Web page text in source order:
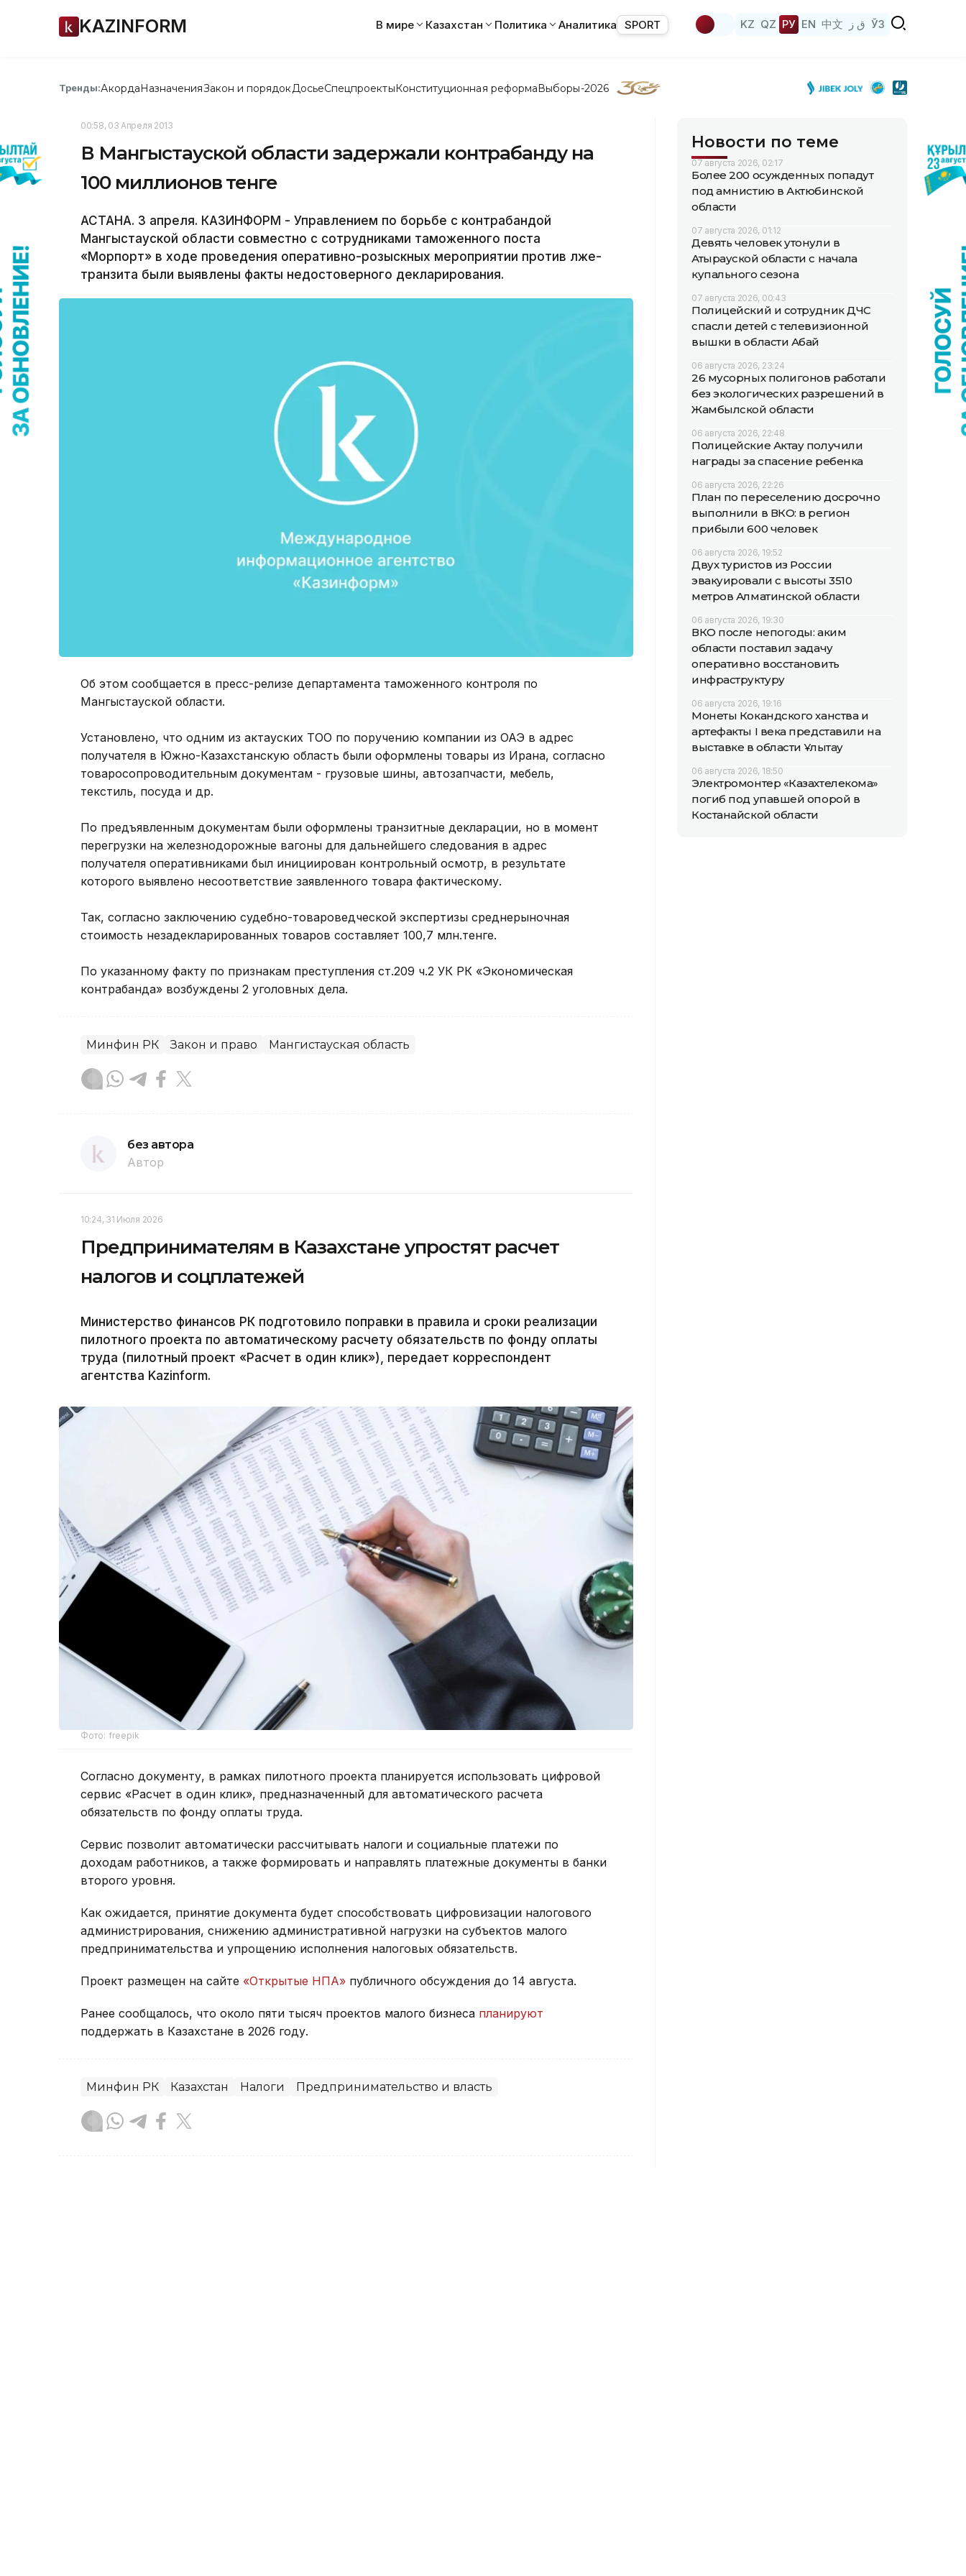
KAZINFORM В мире Казахстан Политика Аналитика SPORT KZ QZ РУ EN 中文 ق ز ЎЗ
Тренды:АкордаНазначенияЗакон и порядок ДосьеСпецпроектыКонституционная реформаВыборы-2026
00:58, 03 Апреля 2013
В Мангыстауской области задержали контрабанду на
100 миллионов тенге
АСТАНА. 3 апреля. КАЗИНФОРМ - Управлением по борьбе с контрабандой
Мангыстауской области совместно с сотрудниками таможенного поста
«Морпорт» в ходе проведения оперативно-розыскных мероприятии против лже-
транзита были выявлены факты недостоверного декларирования.
Об этом сообщается в пресс-релизе департамента таможенного контроля по
Мангыстауской области.
Установлено, что одним из актауских ТОО по поручению компании из ОАЭ в адрес
получателя в Южно-Казахстанскую область были оформлены товары из Ирана, согласно
товаросопроводительным документам - грузовые шины, автозапчасти, мебель,
текстиль, посуда и др.
По предъявленным документам были оформлены транзитные декларации, но в момент
перегрузки на железнодорожные вагоны для дальнейшего следования в адрес
получателя оперативниками был инициирован контрольный осмотр, в результате
которого выявлено несоответствие заявленного товара фактическому.
Так, согласно заключению судебно-товароведческой экспертизы среднерыночная
стоимость незадекларированных товаров составляет 100,7 млн.тенге.
По указанному факту по признакам преступления ст.209 ч.2 УК РК «Экономическая
контрабанда» возбуждены 2 уголовных дела.
Минфин РК Закон и право Мангистауская область
без автора
Автор
10:24, 31 Июля 2026
Предпринимателям в Казахстане упростят расчет
налогов и соцплатежей
Министерство финансов РК подготовило поправки в правила и сроки реализации
пилотного проекта по автоматическому расчету обязательств по фонду оплаты
труда (пилотный проект «Расчет в один клик»), передает корреспондент
агентства Kazinform.
Фото: freepik
Согласно документу, в рамках пилотного проекта планируется использовать цифровой
сервис «Расчет в один клик», предназначенный для автоматического расчета
обязательств по фонду оплаты труда.
Сервис позволит автоматически рассчитывать налоги и социальные платежи по
доходам работников, а также формировать и направлять платежные документы в банки
второго уровня.
Как ожидается, принятие документа будет способствовать цифровизации налогового
администрирования, снижению административной нагрузки на субъектов малого
предпринимательства и упрощению исполнения налоговых обязательств.
Проект размещен на сайте «Открытые НПА» публичного обсуждения до 14 августа.
Ранее сообщалось, что около пяти тысяч проектов малого бизнеса планируют
поддержать в Казахстане в 2026 году.
Минфин РК Казахстан Налоги Предпринимательство и власть
Новости по теме
07 августа 2026, 02:17
Более 200 осужденных попадут
под амнистию в Актюбинской
области
07 августа 2026, 01:12
Девять человек утонули в
Атырауской области с начала
купального сезона
07 августа 2026, 00:43
Полицейский и сотрудник ДЧС
спасли детей с телевизионной
вышки в области Абай
06 августа 2026, 23:24
26 мусорных полигонов работали
без экологических разрешений в
Жамбылской области
06 августа 2026, 22:48
Полицейские Актау получили
награды за спасение ребенка
06 августа 2026, 22:26
План по переселению досрочно
выполнили в ВКО: в регион
прибыли 600 человек
06 августа 2026, 19:52
Двух туристов из России
эвакуировали с высоты 3510
метров Алматинской области
06 августа 2026, 19:30
ВКО после непогоды: аким
области поставил задачу
оперативно восстановить
инфраструктуру
06 августа 2026, 19:16
Монеты Кокандского ханства и
артефакты I века представили на
выставке в области Ұлытау
06 августа 2026, 18:50
Электромонтер «Казахтелекома»
погиб под упавшей опорой в
Костанайской области